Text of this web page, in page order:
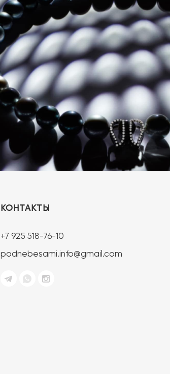
КОНТАКТЫ
+7 925 518-76-10
podnebesami.info@gmail.com